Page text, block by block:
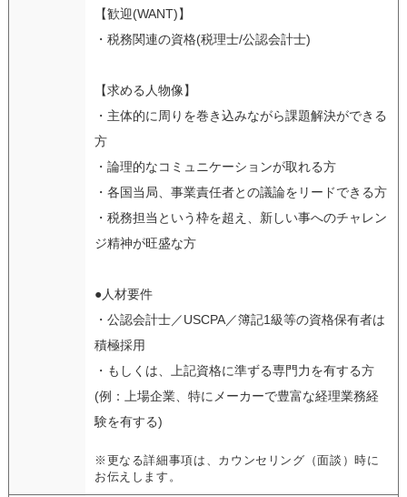
【歓迎(WANT)】
・税務関連の資格(税理士/公認会計士)
【求める人物像】
・主体的に周りを巻き込みながら課題解決ができる
方
・論理的なコミュニケーションが取れる方
・各国当局、事業責任者との議論をリードできる方
・税務担当という枠を超え、新しい事へのチャレン
ジ精神が旺盛な方
●人材要件
・公認会計士／USCPA／簿記1級等の資格保有者は
積極採用
・もしくは、上記資格に準ずる専門力を有する方
(例：上場企業、特にメーカーで豊富な経理業務経
験を有する)
※更なる詳細事項は、カウンセリング（面談）時に
お伝えします。